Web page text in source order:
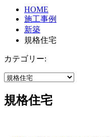
HOME
施工事例
新築
規格住宅
カテゴリー:
規格住宅